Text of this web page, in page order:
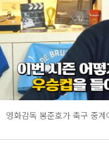
영화감독 봉준호가 축구 중계